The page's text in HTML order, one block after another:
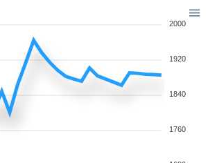
2000
1920
1840
1760